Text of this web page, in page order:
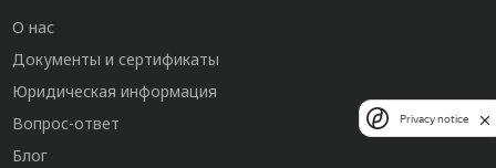
О нас
Документы и сертификаты
Юридическая информация
Вопрос-ответ
Блог
Privacy notice